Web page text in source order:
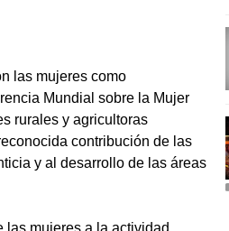
las mujeres como
Mundial sobre la Mujer
rurales y agricultoras
contribución de las
y al desarrollo de las áreas